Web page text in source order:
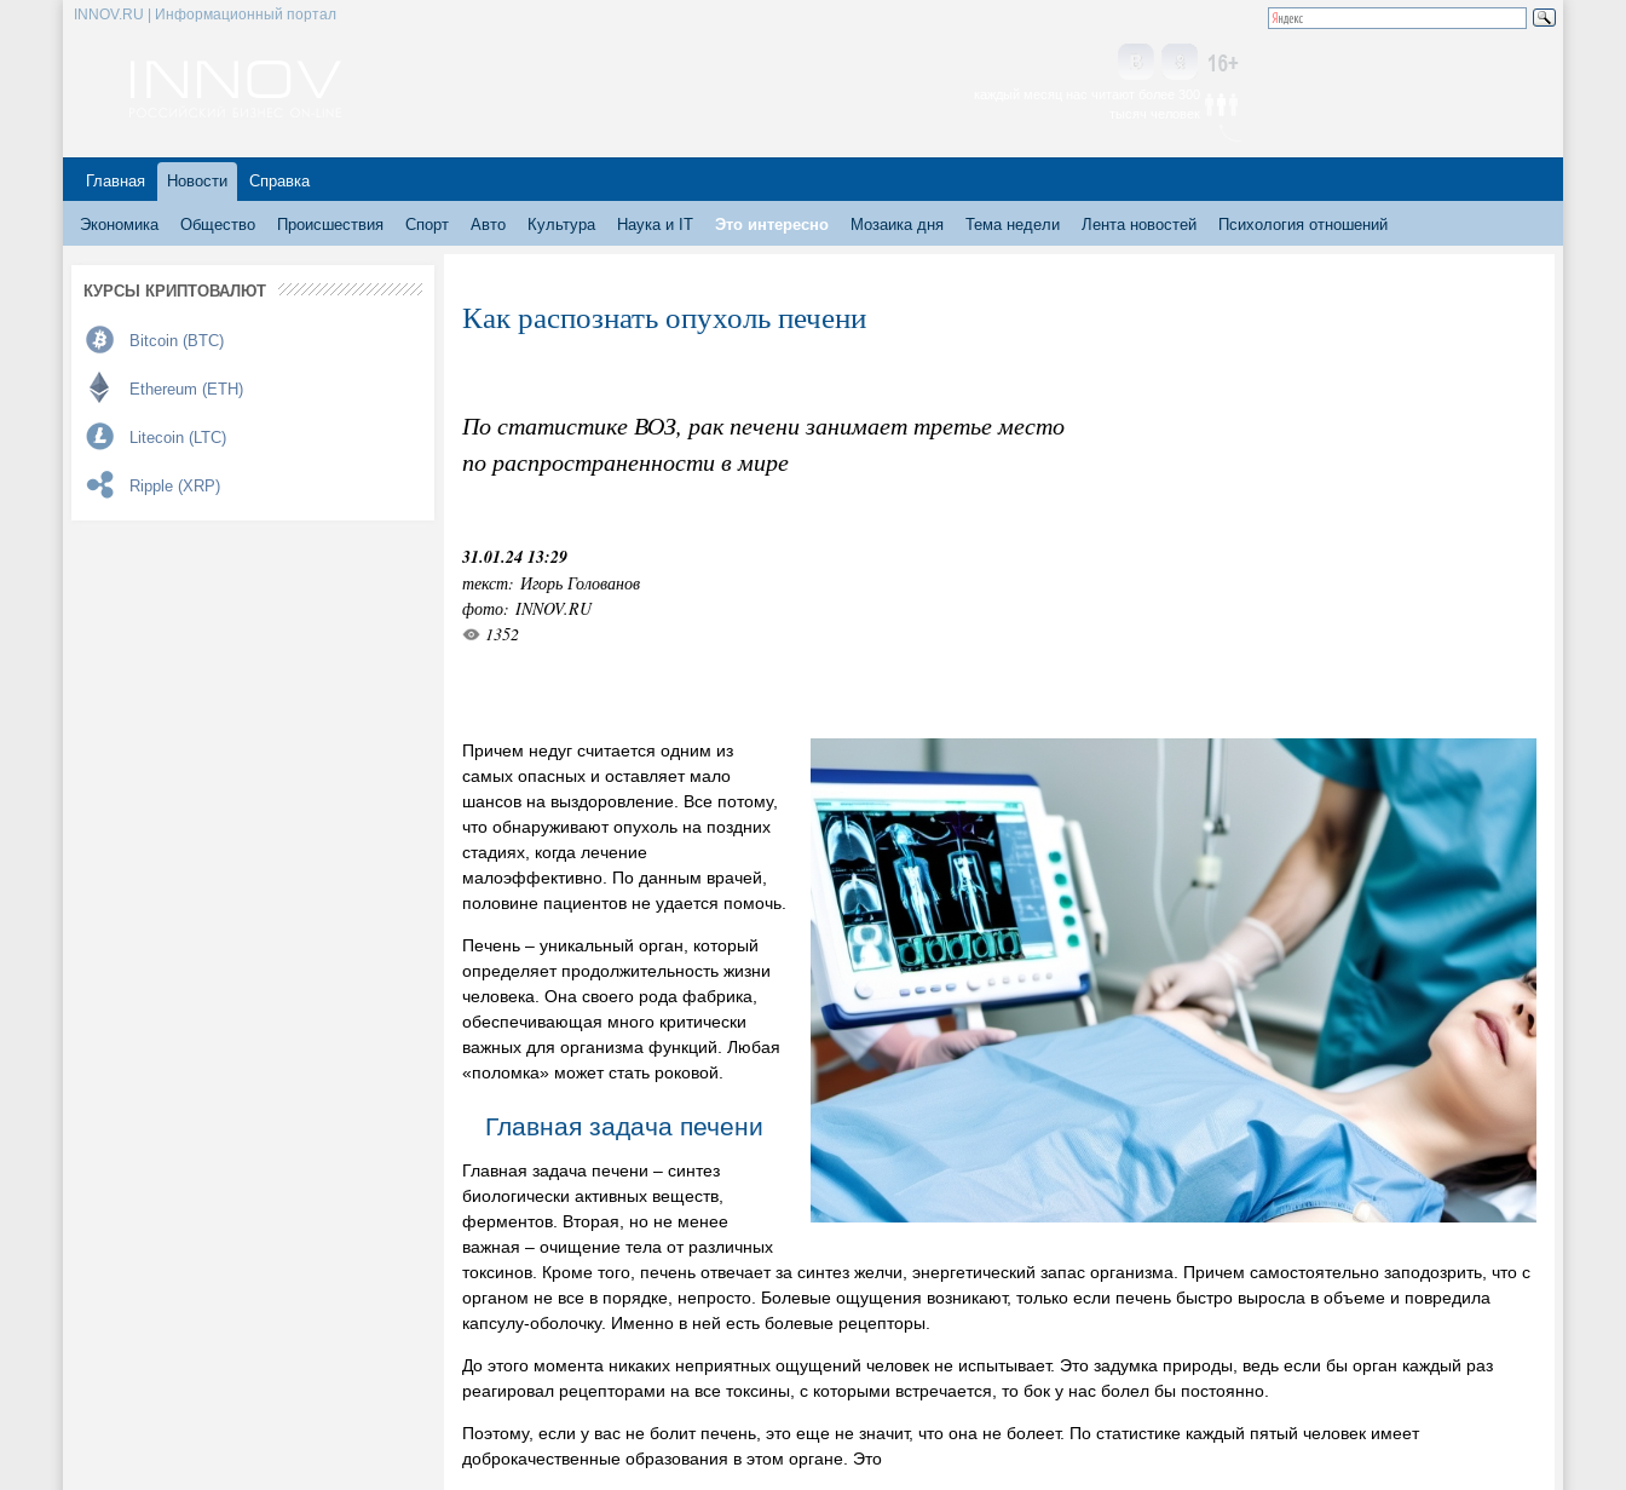
INNOV.RU | Информационный портал
Главная Новости Справка
Экономика Общество Происшествия Спорт Авто Культура Наука и IT Это интересно Мозаика дня Тема недели Лента новостей Психология отношений
КУРСЫ КРИПТОВАЛЮТ
Bitcoin (BTC)
Ethereum (ETH)
Litecoin (LTC)
Ripple (XRP)
Как распознать опухоль печени
По статистике ВОЗ, рак печени занимает третье место
по распространенности в мире
31.01.24 13:29
текст: Игорь Голованов
фото: INNOV.RU
1352
Причем недуг считается одним из
самых опасных и оставляет мало
шансов на выздоровление. Все потому,
что обнаруживают опухоль на поздних
стадиях, когда лечение
малоэффективно. По данным врачей,
половине пациентов не удается помочь.
Печень – уникальный орган, который
определяет продолжительность жизни
человека. Она своего рода фабрика,
обеспечивающая много критически
важных для организма функций. Любая
«поломка» может стать роковой.
Главная задача печени
Главная задача печени – синтез
биологически активных веществ,
ферментов. Вторая, но не менее
важная – очищение тела от различных
токсинов. Кроме того, печень отвечает за синтез желчи, энергетический запас организма. Причем самостоятельно заподозрить, что с
органом не все в порядке, непросто. Болевые ощущения возникают, только если печень быстро выросла в объеме и повредила
капсулу-оболочку. Именно в ней есть болевые рецепторы.
До этого момента никаких неприятных ощущений человек не испытывает. Это задумка природы, ведь если бы орган каждый раз
реагировал рецепторами на все токсины, с которыми встречается, то бок у нас болел бы постоянно.
Поэтому, если у вас не болит печень, это еще не значит, что она не болеет. По статистике каждый пятый человек имеет
доброкачественные образования в этом органе. Это